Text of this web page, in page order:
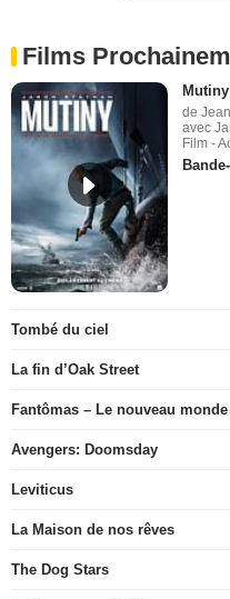
Films
Mutiny
de
avec
Film -
Tombé du ciel
La fin d’Oak Street
Fantômas – Le nouveau monde
Avengers: Doomsday
Leviticus
La Maison de nos rêves
The Dog Stars